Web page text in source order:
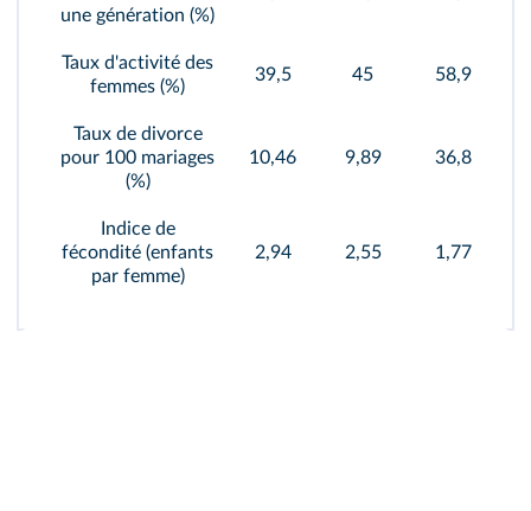
une génération (%)
Taux d'activité des
femmes (%)
39,5 45 58,9
Taux de divorce
pour 100 mariages
(%)
10,46 9,89 36,8
Indice de
fécondité (enfants
par femme)
2,94 2,55 1,77